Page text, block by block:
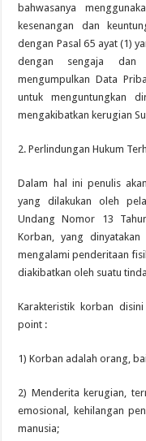
bahwasanya
kesenangan dan
dengan Pasal 65 ayat (1)
dengan sengaja dan
mengumpulkan Data
untuk menguntungkan
mengakibatkan kerugian
2. Perlindungan Hukum
Dalam hal ini penulis
yang dilakukan oleh
Undang Nomor 13
Korban, yang
mengalami penderitaan
diakibatkan oleh suatu
Karakteristik korban
point :
1) Korban adalah orang,
2) Menderita kerugian,
emosional, kehilangan
manusia;